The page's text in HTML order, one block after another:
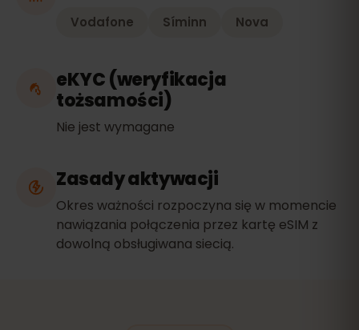
Vodafone Síminn Nova
eKYC (weryfikacja
tożsamości)
Nie jest wymagane
Zasady aktywacji
Okres ważności rozpoczyna się w momencie
nawiązania połączenia przez kartę eSIM z
dowolną obsługiwana siecią.